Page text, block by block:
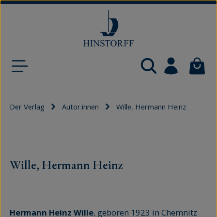
Der Verlag Autor:innen Wille, Hermann Heinz
Wille, Hermann Heinz
Hermann Heinz Wille, geboren 1923 in Chemnitz